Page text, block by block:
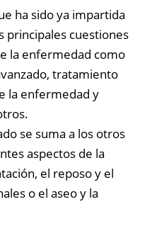
ha sido ya impartida
principales cuestiones
la enfermedad como
tratamiento
la enfermedad y
se suma a los otros
aspectos de la
el reposo y el
o el aseo y la